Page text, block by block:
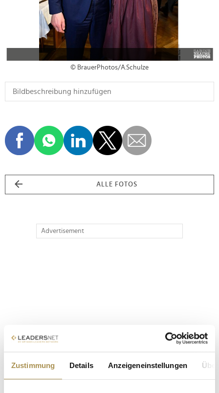
Zustimmung Details Anzeigeneinstellungen
© BrauerPhotos/A.Schulze
ALLE FOTOS
Advertisement